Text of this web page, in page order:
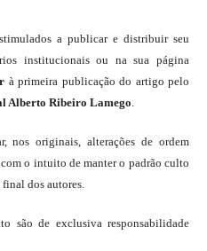
a publicar e distribuir seu
institucionais ou na sua página
à primeira publicação do artigo pelo
Alberto Ribeiro Lamego.
nos originais, alterações de ordem
o intuito de manter o padrão culto
dos autores.
são de exclusiva responsabilidade